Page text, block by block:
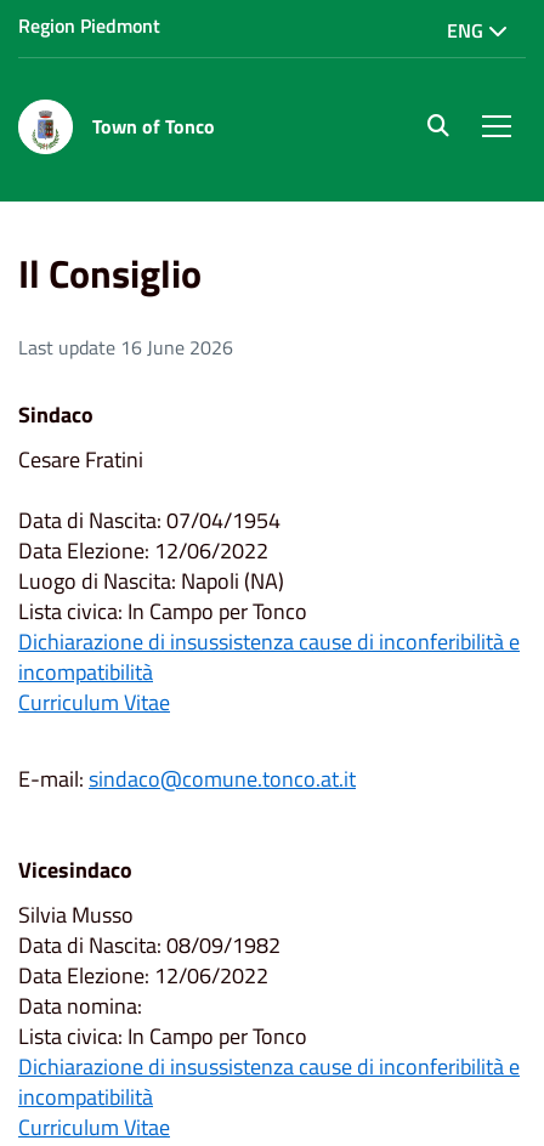
Region Piedmont ENG
Town of Tonco site.searc
Il Consiglio
Last update 16 June 2026
Sindaco
Cesare Fratini
Data di Nascita: 07/04/1954
Data Elezione: 12/06/2022
Luogo di Nascita: Napoli (NA)
Lista civica: In Campo per Tonco
Dichiarazione di insussistenza cause di inconferibilità e
incompatibilità
Curriculum Vitae
E-mail:sindaco@comune.tonco.at.it
Vicesindaco
Silvia Musso
Data di Nascita: 08/09/1982
Data Elezione: 12/06/2022
Data nomina:
Lista civica: In Campo per Tonco
Dichiarazione di insussistenza cause di inconferibilità e
incompatibilità
Curriculum Vitae